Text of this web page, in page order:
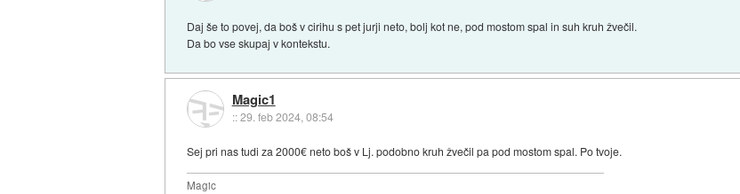
Daj še to povej, da boš v cirihu s pet jurji neto, bolj kot ne, pod mostom spal in suh kruh žvečil.
Da bo vse skupaj v kontekstu.
Magic1
::29. feb 2024, 08:54
Sej pri nas tudi za 2000€ neto boš v Lj. podobno kruh žvečil pa pod mostom spal. Po tvoje.
Magic